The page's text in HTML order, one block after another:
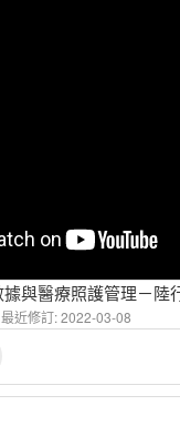
最近修訂: 2022-03-08